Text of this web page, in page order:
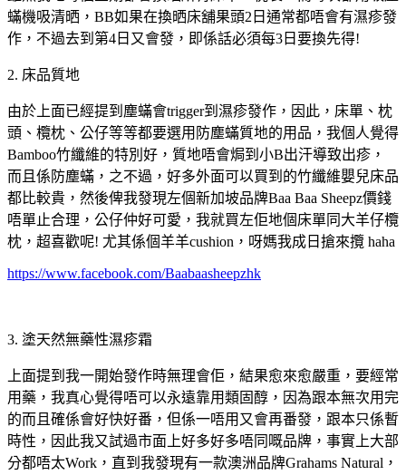
蟎機吸清晒，BB如果在換晒床舖果頭2日通常都唔會有濕疹發
作，不過去到第4日又會發，即係話必須每3日要換先得!
2. 床品質地
由於上面已經提到塵蟎會trigger到濕疹發作，因此，床單、枕
頭、欖枕、公仔等等都要選用防塵蟎質地的用品，我個人覺得
Bamboo竹纖維的特別好，質地唔會焗到小B出汗導致出疹，
而且係防塵蟎，之不過，好多外面可以買到的竹纖維嬰兒床品
都比較貴，然後俾我發現左個新加坡品牌Baa Baa Sheepz價錢
唔單止合理，公仔仲好可愛，我就買左佢地個床單同大羊仔欖
枕，超喜歡呢! 尤其係個羊羊cushion，呀媽我成日搶來攬 haha
https://www.facebook.com/Baabaasheepzhk
3. 塗天然無藥性濕疹霜
上面提到我一開始發作時無理會佢，結果愈來愈嚴重，要經常
用藥，我真心覺得唔可以永遠靠用類固醇，因為跟本無次用完
的而且確係會好快好番，但係一唔用又會再番發，跟本只係暫
時性，因此我又試過市面上好多好多唔同嘅品牌，事實上大部
分都唔太Work，直到我發現有一款澳洲品牌Grahams Natural，